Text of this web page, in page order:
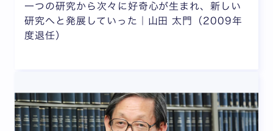
一つの研究から次々に好奇心が生まれ、新しい
研究へと発展していった｜山田 太門（2009年
度退任）